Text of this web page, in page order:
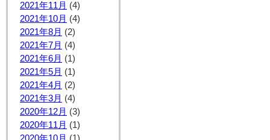
2021年11月 (4)
2021年10月 (4)
2021年8月 (2)
2021年7月 (4)
2021年6月 (1)
2021年5月 (1)
2021年4月 (2)
2021年3月 (4)
2020年12月 (3)
2020年11月 (1)